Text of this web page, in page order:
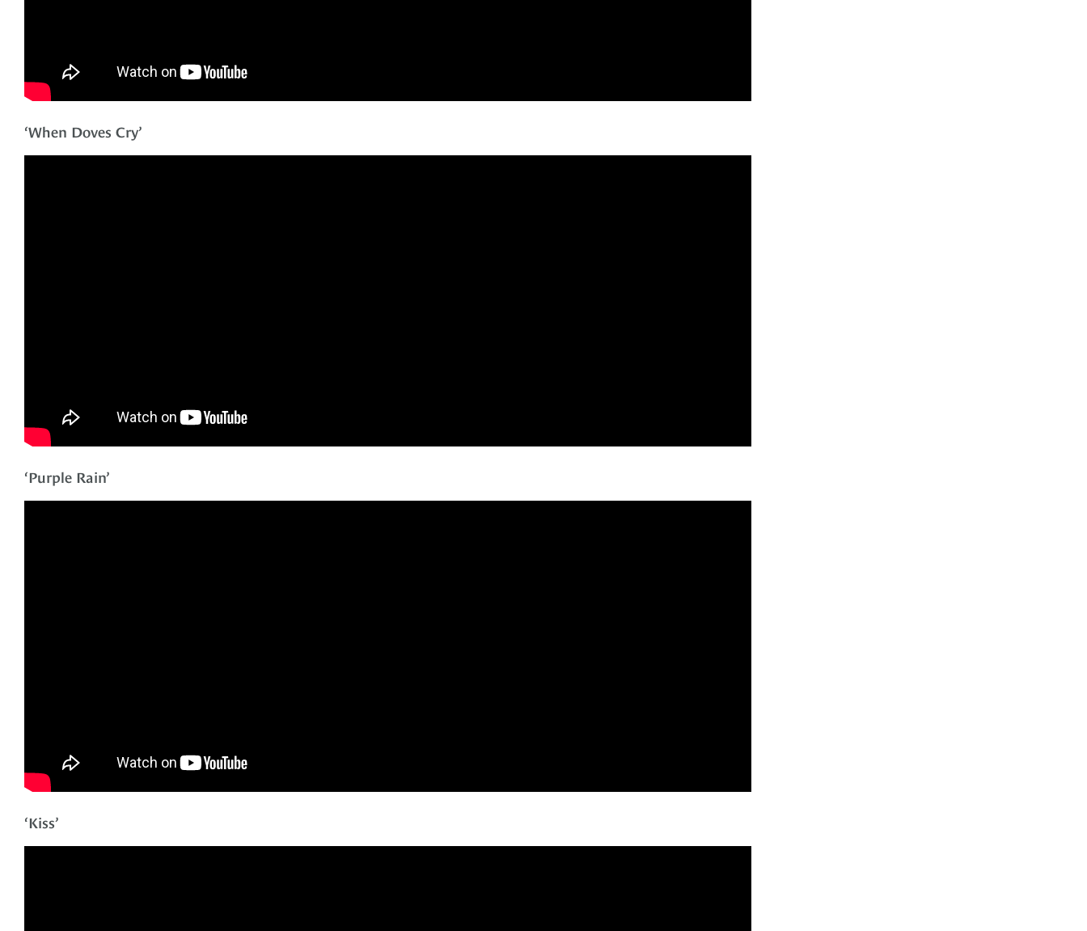
‘When Doves Cry’
‘Purple Rain’
‘Kiss’